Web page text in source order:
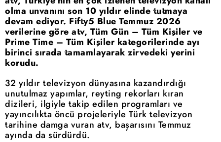
olma unvanını son 10 yıldır elinde tutmaya
devam ediyor. Fifty5 Blue Temmuz 2026
verilerine göre atv, Tüm Gün – Tüm Kişiler ve
Prime Time – Tüm Kişiler kategorilerinde ayı
birinci sırada tamamlayarak zirvedeki yerini
korudu.
32 yıldır televizyon dünyasına kazandırdığı
unutulmaz yapımlar, reyting rekorları kıran
dizileri, ilgiyle takip edilen programları ve
yayıncılıkta öncü projeleriyle Türk televizyon
tarihine damga vuran atv, başarısını Temmuz
ayında da sürdürdü.